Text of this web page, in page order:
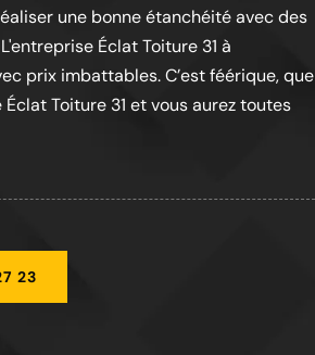
une bonne étanchéité avec des
Éclat Toiture 31 à
prix imbattables. C’est féérique, que
Toiture 31 et vous aurez toutes
23